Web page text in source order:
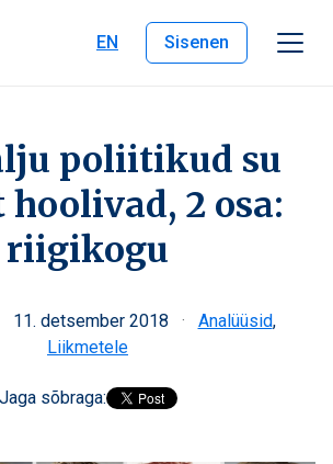
EN
Sisenen
poliitikud su
hoolivad, 2 osa:
riigikogu
11. detsember 2018 · Analüüsid,
Liikmetele
Jaga sõbraga: